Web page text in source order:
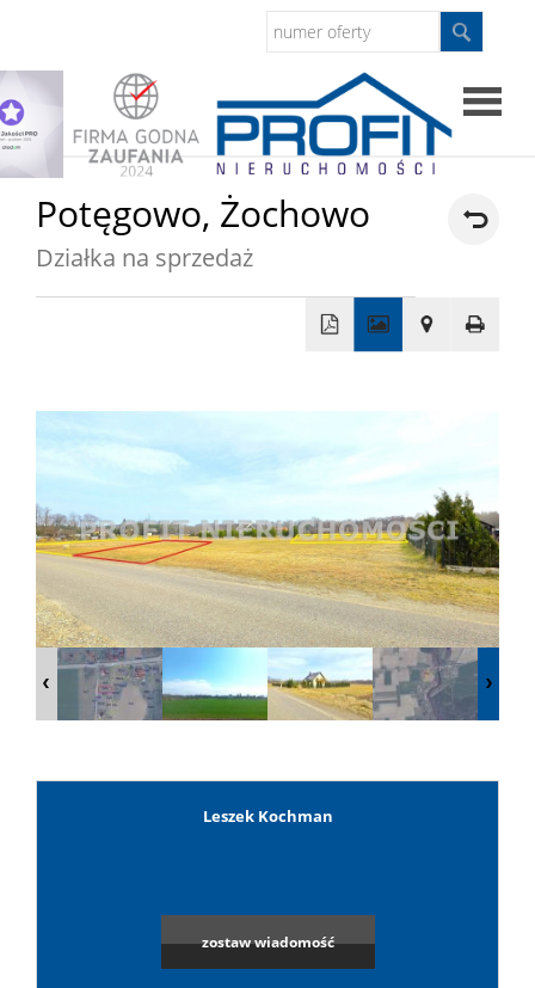
Dzialki
Lokale
Hale
Potęgowo, Żochowo
Działka na sprzedaż
−
Leszek Kochman
zostaw wiadomość